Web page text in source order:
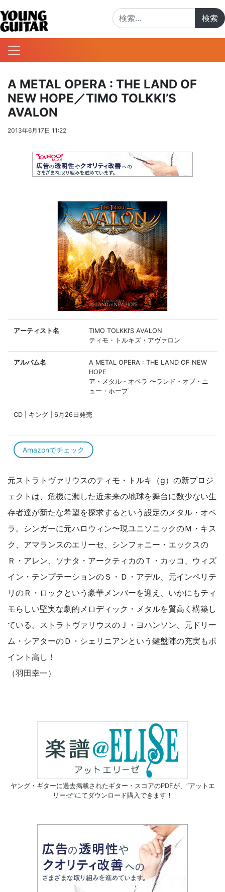
A METAL OPERA : THE LAND OF
NEW HOPE／TIMO TOLKKI’S
AVALON
2013年6月17日 11:22
アーティスト名
TIMO TOLKKI’S AVALON
ティモ・トルキズ・アヴァロン
アルバム名
A METAL OPERA : THE LAND OF NEW
HOPE
ア・メタル・オペラ 〜ランド・オブ・ニ
ュー・ホープ
CD | キング | 6月26日発売
Amazonでチェック
元ストラトヴァリウスのティモ・トルキ（g）の新プロジ
ェクトは、危機に瀕した近未来の地球を舞台に数少ない生
存者達が新たな希望を探求するという設定のメタル・オペ
ラ。シンガーに元ハロウィン〜現ユニソニックのＭ・キス
ク、アマランスのエリーセ、シンフォニー・エックスの
Ｒ・アレン、ソナタ・アークティカのＴ・カッコ、ウィズ
イン・テンプテーションのＳ・Ｄ・アデル、元インペリテ
リのＲ・ロックという豪華メンバーを迎え、いかにもティ
モらしい堅実な劇的メロディック・メタルを質高く構築し
ている。ストラトヴァリウスのＪ・ヨハンソン、元ドリー
ム・シアターのＤ・シェリニアンという鍵盤陣の充実もポ
イント高し！
（羽田幸一）
ヤング・ギターに過去掲載されたギター・スコアのPDFが、 “アットエ
リーゼ”にてダウンロード購入できます！